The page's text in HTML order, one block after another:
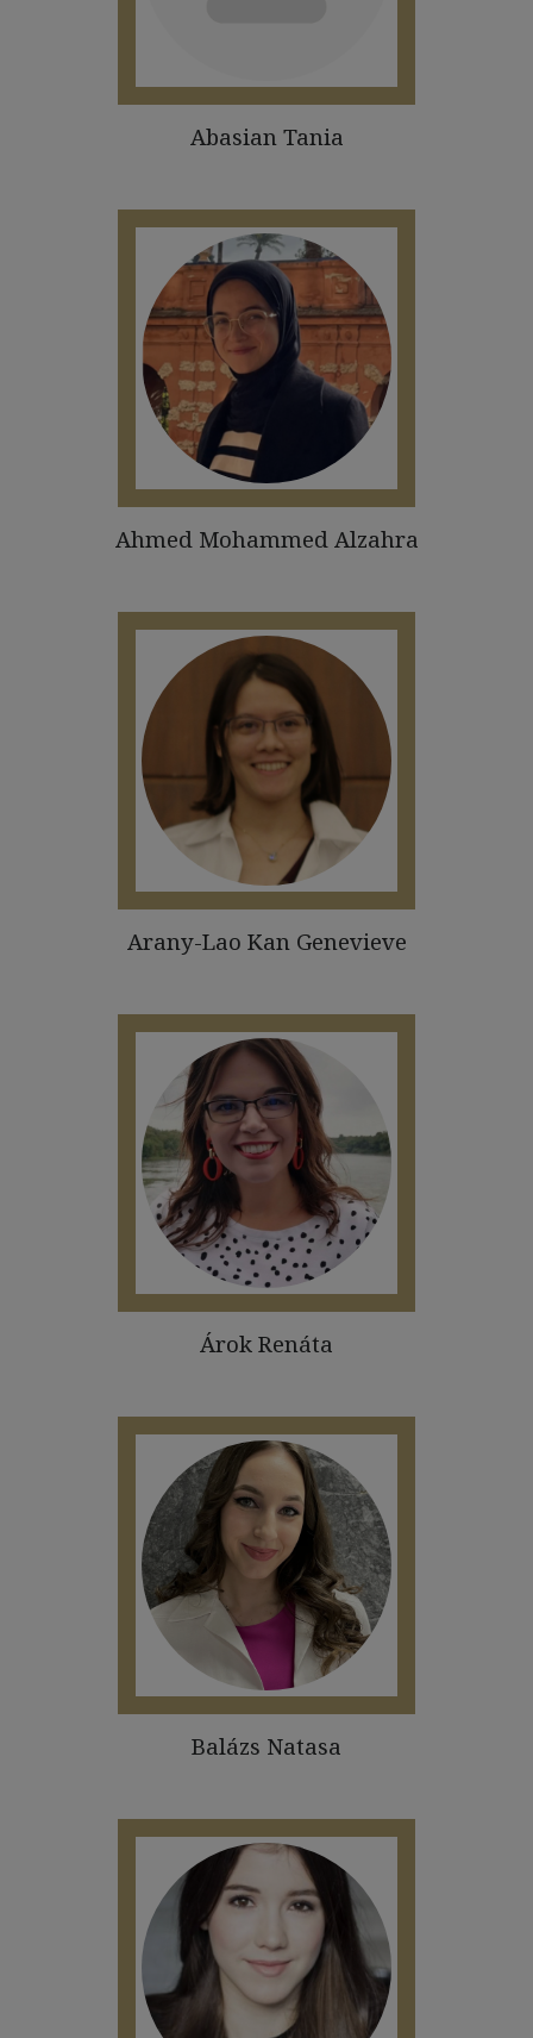
Abasian Tania
Ahmed Mohammed Alzahra
Arany-Lao Kan Genevieve
Árok Renáta
Balázs Natasa